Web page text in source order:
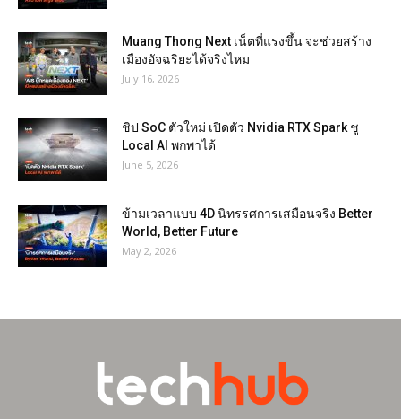
Muang Thong Next เน็ตที่แรงขึ้น จะช่วยสร้าง
เมืองอัจฉริยะได้จริงไหม
July 16, 2026
ชิป SoC ตัวใหม่ เปิดตัว Nvidia RTX Spark ชู
Local AI พกพาได้
June 5, 2026
ข้ามเวลาแบบ 4D นิทรรศการเสมือนจริง Better
World, Better Future
May 2, 2026